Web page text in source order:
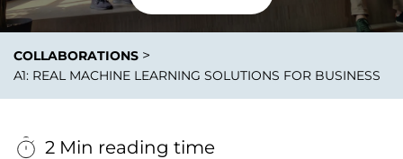
COLLABORATIONS >
A1: REAL MACHINE LEARNING SOLUTIONS FOR BUSINESS
2 Min reading time